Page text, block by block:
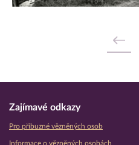
Zajímavé odkazy
Pro příbuzné vězněných osob
Informace o vězněných osobách